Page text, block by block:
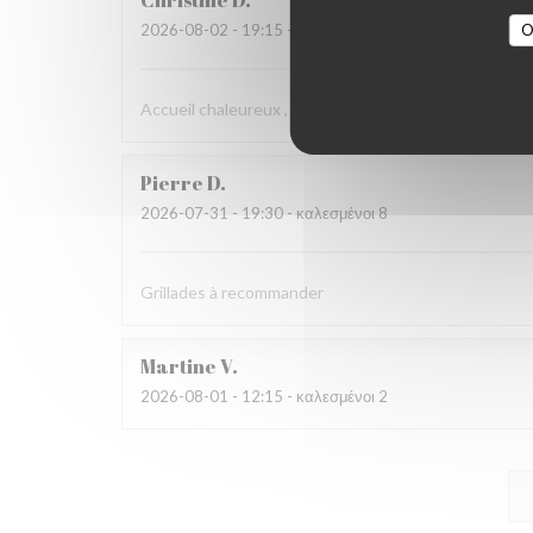
2026-08-02 - 19:15 - καλεσμένοι 2
Accueil chaleureux , professionnel
PierreD
2026-07-31 - 19:30 - καλεσμένοι 8
Grillades à recommander
MartineV
2026-08-01 - 12:15 - καλεσμένοι 2